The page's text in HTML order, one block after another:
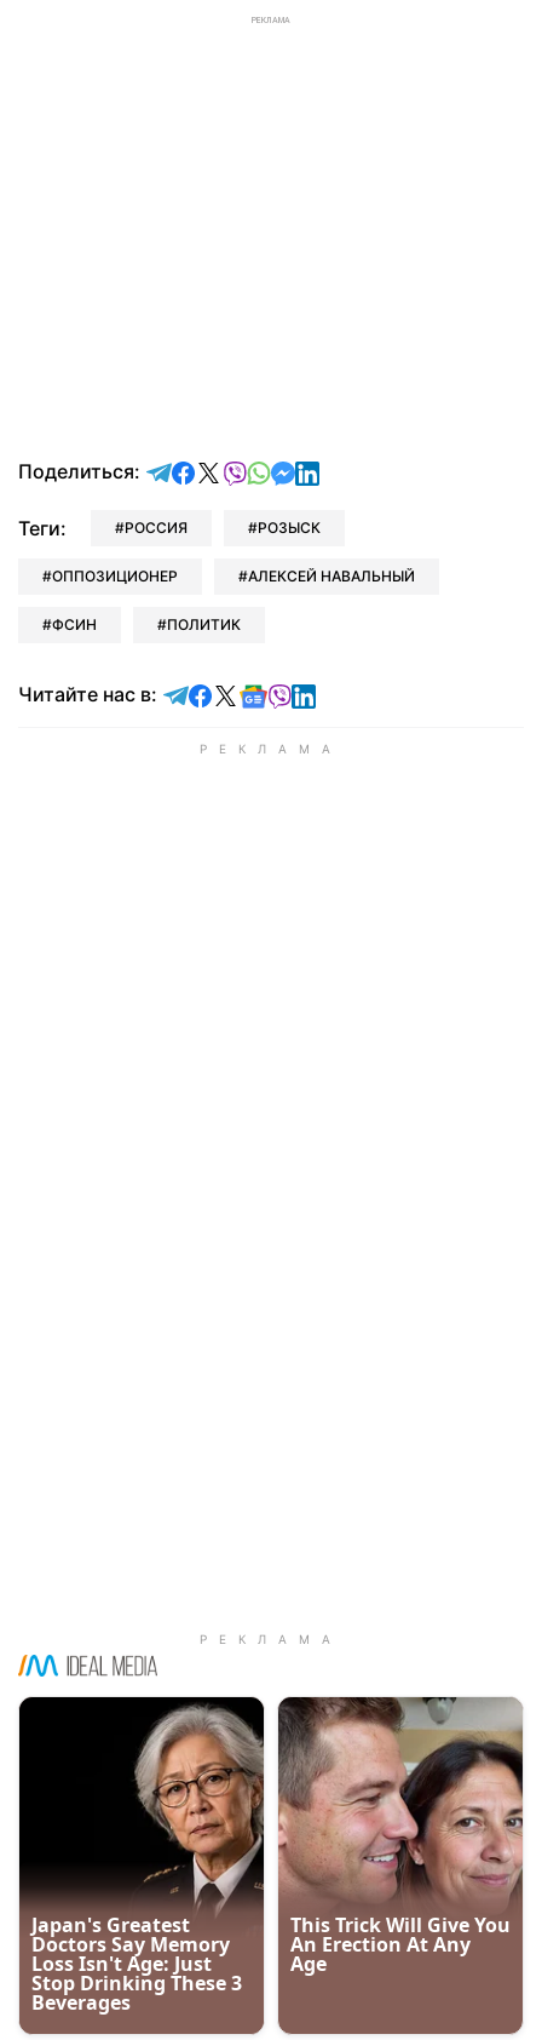
РЕКЛАМА
Поделиться: отправить в Telegram
поделиться в Facebook
поделиться в X
отправить в Viber
отправить в Whatsapp
отправить в Messenger
отправить в LinkedIn
Теги: РОССИЯ РОЗЫСК
ОППОЗИЦИОНЕР АЛЕКСЕЙ НАВАЛЬНЫЙ
ФСИН ПОЛИТИК
Читайте нас в: Читайте в Telegram
Читайте в Facebook
Читайте в X
Читайте в Google news
Читайте в Viber
Читайте в LinkedIn